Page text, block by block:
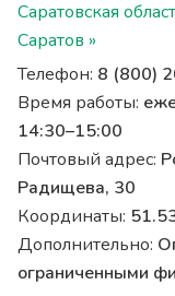
Саратовская
Саратов »
Телефон: 8 (800)
Время работы:
14:30–15:00
Почтовый адрес:
Радищева, 30
Координаты:
Дополнительно:
ограниченными